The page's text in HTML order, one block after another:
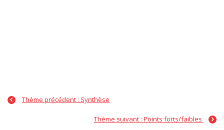
Thème précédent : Synthèse
Thème suivant : Points forts/faibles